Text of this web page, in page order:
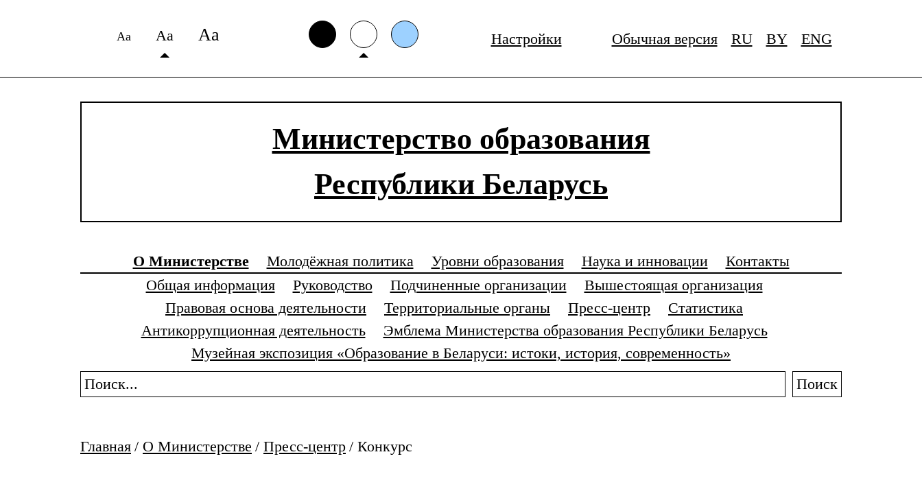
Аа Аа Аа Настройки Обычная версия RU BY ENG
Министерство образования
Республики Беларусь
О Министерстве Молодёжная политика Уровни образования Наука и инновации
Контакты
Общая информация
Руководство Подчиненные организации
Вышестоящая организация
Правовая основа деятельности
Территориальные органы Пресс-центр
Статистика
Антикоррупционная деятельность
Эмблема Министерства образования Республики Беларусь
Музейная экспозиция «Образование в Беларуси: истоки, история, современность»
Поиск
Главная / О Министерстве / Пресс-центр / Конкурс